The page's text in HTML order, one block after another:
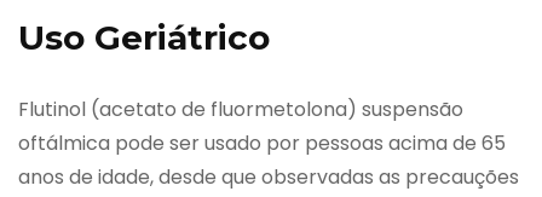
Uso Geriátrico
Flutinol (acetato de fluormetolona) suspensão
oftálmica pode ser usado por pessoas acima de 65
anos de idade, desde que observadas as precauções